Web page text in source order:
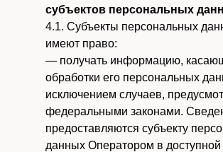
субъектов персональных
4.1. Субъекты персональных
имеют право:
— получать информацию,
обработки его персональных
исключением случаев,
федеральными законами.
предоставляются субъекту
данных Оператором в